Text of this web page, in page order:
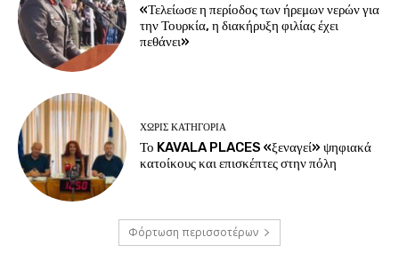
«Τελείωσε η περίοδος των ήρεμων νερών για
την Τουρκία, η διακήρυξη φιλίας έχει
πεθάνει»
ΧΩΡΊΣ ΚΑΤΗΓΟΡΊΑ
Το KAVALA PLACES «ξεναγεί» ψηφιακά
κατοίκους και επισκέπτες στην πόλη
Φόρτωση περισσοτέρων